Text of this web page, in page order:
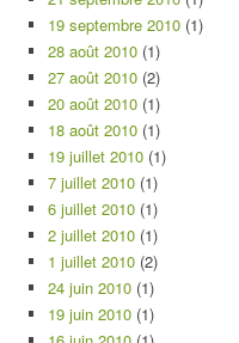
19 septembre 2010 (1)
28 août 2010 (1)
27 août 2010 (2)
20 août 2010 (1)
18 août 2010 (1)
19 juillet 2010 (1)
7 juillet 2010 (1)
6 juillet 2010 (1)
2 juillet 2010 (1)
1 juillet 2010 (2)
24 juin 2010 (1)
19 juin 2010 (1)